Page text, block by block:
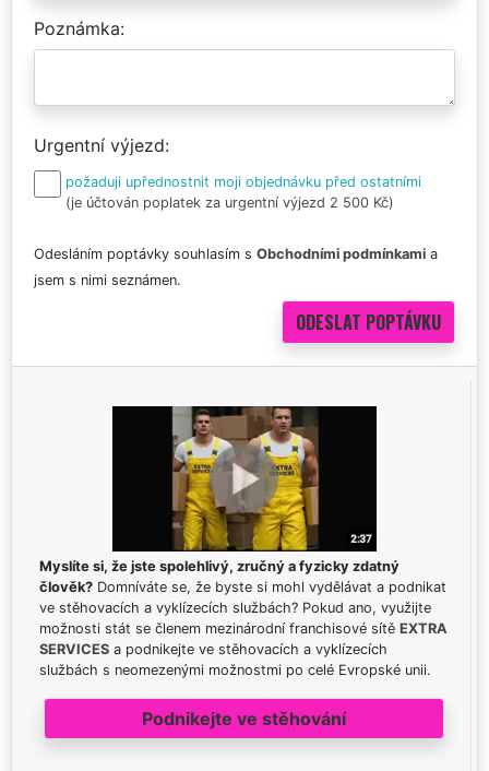
Poznámka
Urgentní výjezd
požaduji upřednostnit moji objednávku před ostatními
(je účtován poplatek za urgentní výjezd 2 500 Kč)
Odesláním poptávky souhlasím s Obchodními podmínkami a
jsem s nimi seznámen.
Myslíte si, že jste spolehlivý, zručný a fyzicky zdatný
člověk? Domníváte se, že byste si mohl vydělávat a podnikat
ve stěhovacích a vyklízecích službách? Pokud ano, využijte
možnosti stát se členem mezinárodní franchisové sítě EXTRA
SERVICES a podnikejte ve stěhovacích a vyklízecích
službách s neomezenými možnostmi po celé Evropské unii.
Podnikejte ve stěhování